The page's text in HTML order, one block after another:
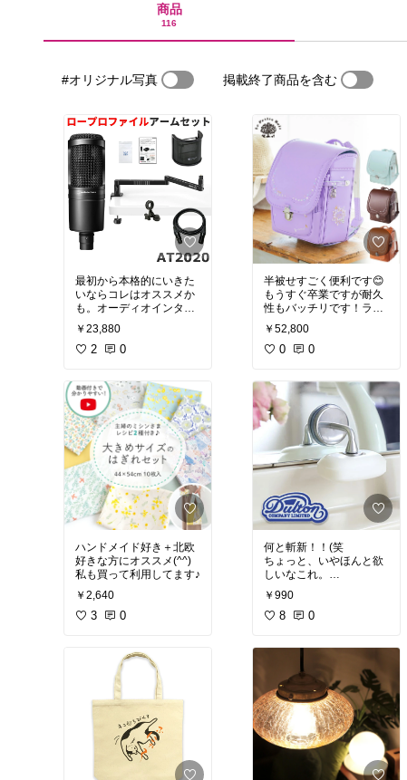
商品
116
#オリジナル写真 掲載終了商品を含む
最初から本格的にいきた
いならコレはオススメか
も。オーディオインター
フェースも一緒に揃える
事もオススメします😊集
音声が凄いので、それな
ンと対策をとればホワイ
トノイズも防げますよ。
#配信用マイク #コンデン
サーマイク #AT2020 #配
信 #動画編集 #音楽のあ
る生活
￥23,880
2 0
ハンドメイド好き＋北欧
好きな方にオススメ(^^)
私も買って利用してます♪
￥2,640
3 0
半被せすごく便利です😊
もうすぐ卒業ですが耐久
性もバッチリです！ラン
ドセルカバーは半被せ用
付けています。因みに我
が子はダークブラウンに
控えめな刺繍と、学年が
上がっても好みにしっく
り馴染んでくるデザイン
カラーです。#ランドセ
#半被せランドセル
ランドセル茶色 #ランド
セルブラウン
￥52,800
0 0
何と斬新！！(笑
ちょっと、いやほんと欲
しいなこれ。
石鹸様は濡れると暴れん
坊なのでこれはありがた
い！！
￥990
8 0